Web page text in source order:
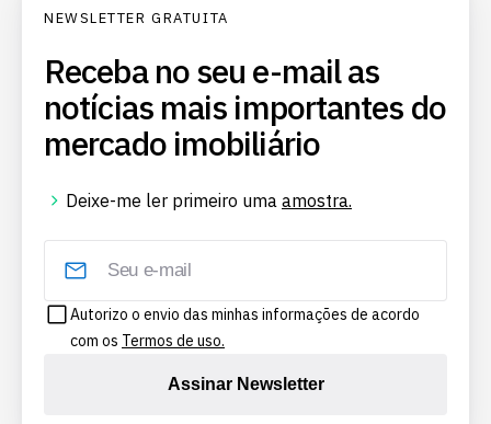
NEWSLETTER GRATUITA
Receba no seu e-mail as
notícias mais importantes do
mercado imobiliário
Deixe-me ler primeiro uma amostra.
Autorizo o envio das minhas informações de acordo
com os Termos de uso.
Assinar Newsletter